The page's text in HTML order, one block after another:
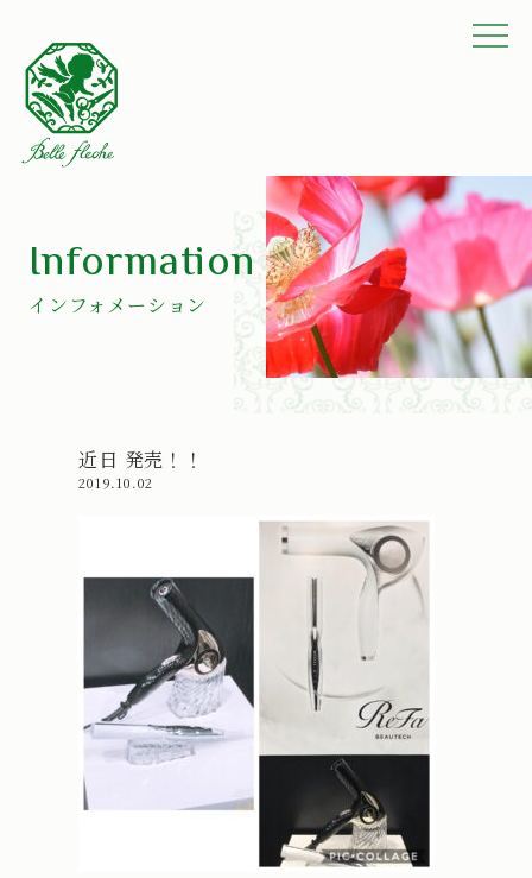
Information
インフォメーション
近日 発売！！
2019.10.02